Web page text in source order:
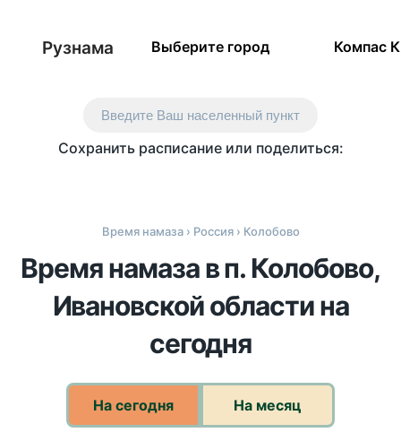
Рузнама Выберите город Компас
Введите Ваш населенный пункт
Сохранить расписание или поделиться:
Время намаза› Россия› Колобово
Время намаза в п. Колобово,
Ивановской области на
сегодня
На сегодня На месяц